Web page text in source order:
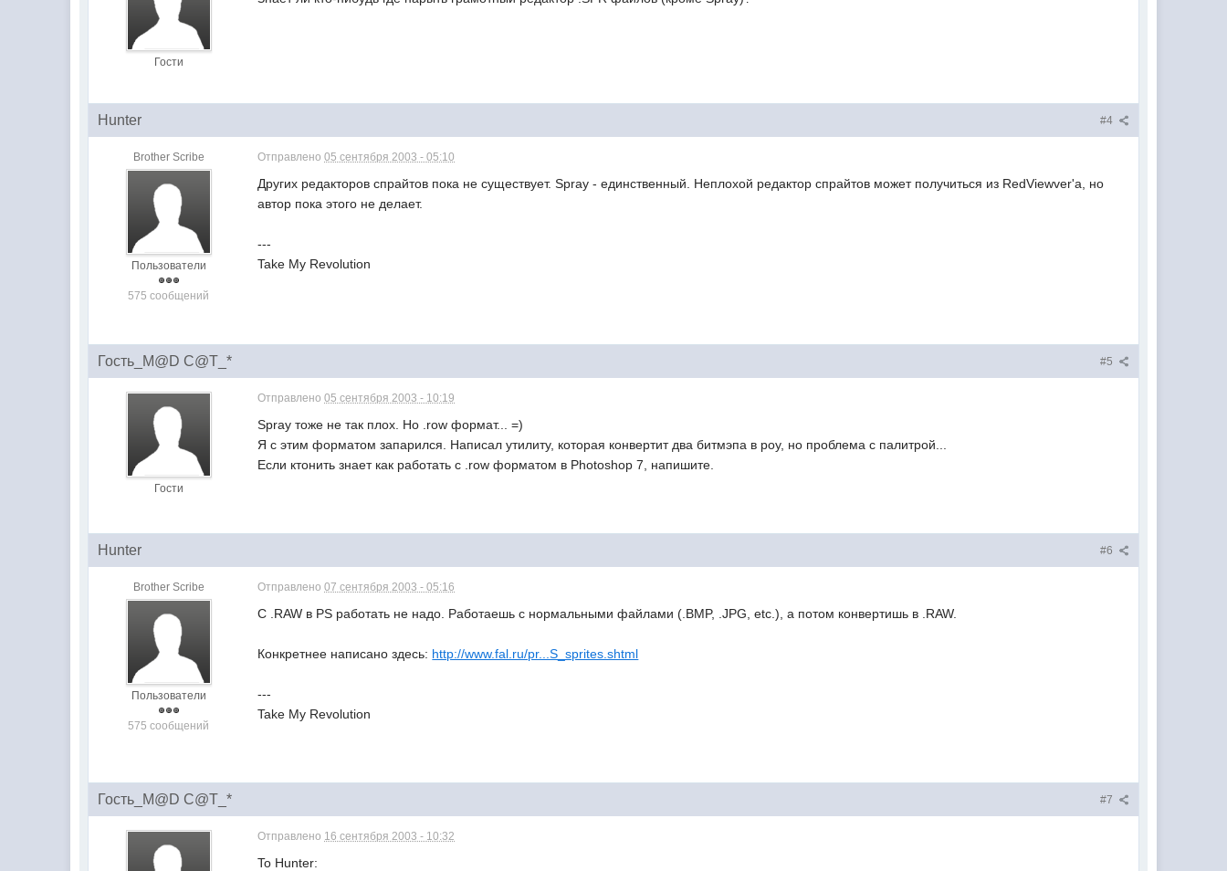
Гости
#4
Hunter
Brother Scribe
Пользователи
575 сообщений
Отправлено05 сентября 2003 - 05:10
Других редакторов спрайтов пока не существует. Spray - единственный. Неплохой редактор спрайтов может получиться из RedViewver'а, но
автор пока этого не делает.
---
Take My Revolution
#5
Гость_M@D C@T_*
Гости
Отправлено05 сентября 2003 - 10:19
Spray тоже не так плох. Но .row формат... =)
Я с этим форматом запарился. Написал утилиту, которая конвертит два битмэпа в роу, но проблема с палитрой...
Если ктонить знает как работать с .row форматом в Photoshop 7, напишите.
#6
Hunter
Brother Scribe
Пользователи
575 сообщений
Отправлено07 сентября 2003 - 05:16
С .RAW в PS работать не надо. Работаешь с нормальными файлами (.BMP, .JPG, etc.), а потом конвертишь в .RAW.
Конкретнее написано здесь: http://www.fal.ru/pr...S_sprites.shtml
---
Take My Revolution
#7
Гость_M@D C@T_*
Отправлено 16 сентября 2003 - 10:32
To Hunter: